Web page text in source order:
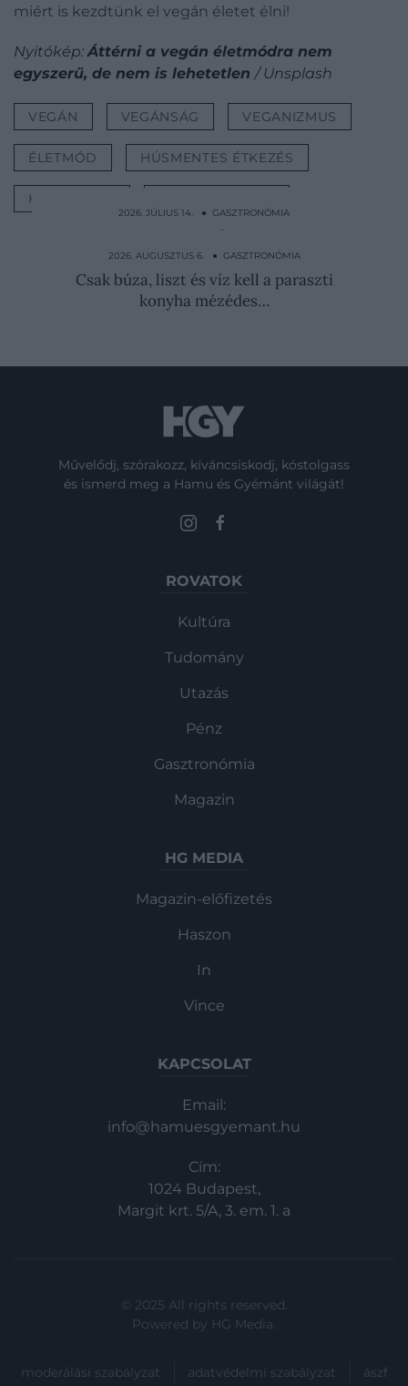
miért is kezdtünk el vegán életet élni!
Nyitókép:Áttérni a vegán életmódra nem
egyszerű, de nem is lehetetlen/ Unsplash
VEGÁN VEGÁNSÁG VEGANIZMUS
ÉLETMÓD HÚSMENTES ÉTKEZÉS
HÚSMENTES
2026. JÚLIUS 14. ● GASZTRONÓMIA
Fél évig készül a japán étel, amelyet
fogyasztás előtt…
2026. AUGUSZTUS 6. ● GASZTRONÓMIA
Csak búza, liszt és víz kell a paraszti
konyha mézédes…
Művelődj, szórakozz, kíváncsiskodj, kóstolgass
és ismerd meg a Hamu és Gyémánt világát!
ROVATOK
Kultúra
Tudomány
Utazás
Pénz
Gasztronómia
Magazin
HG MEDIA
Magazin-előfizetés
Haszon
In
Vince
KAPCSOLAT
Email:
info@hamuesgyemant.hu
Cím:
1024 Budapest,
Margit krt. 5/A, 3. em. 1. a
© 2025 All rights reserved.
Powered by HG Media
moderálási szabályzat adatvédelmi szabályzat ászf